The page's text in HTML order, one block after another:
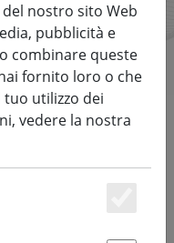
Kriechel
nostro sito Web
pubblicità e
combinare queste
fornito loro o che
utilizzo dei
vedere la nostra